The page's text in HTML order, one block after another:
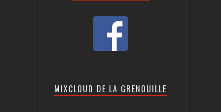
MIXCLOUD DE LA GRENOUILLE